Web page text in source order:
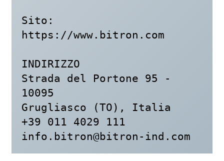
Sito:
https://www.bitron.com
INDIRIZZO
Strada del Portone 95 -
10095
Grugliasco (TO), Italia
info.bitron@bitron-ind.com